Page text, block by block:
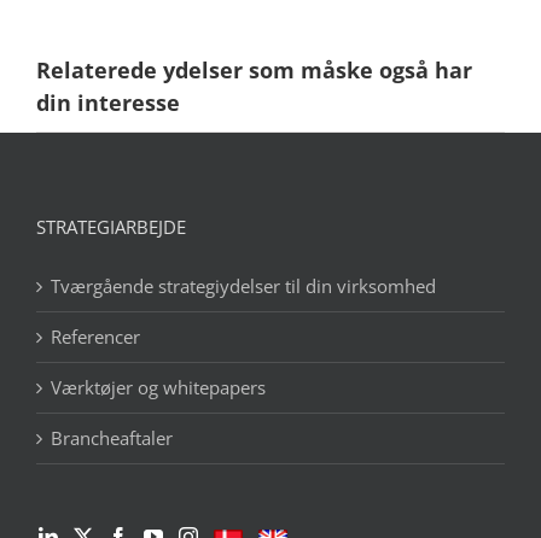
Relaterede ydelser som måske også har
din interesse
STRATEGIARBEJDE
Tværgående strategiydelser til din virksomhed
Referencer
Værktøjer og whitepapers
Brancheaftaler